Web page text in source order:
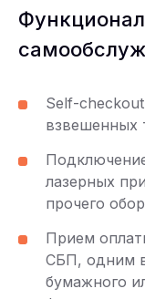
Self-
взвешенных
лазерных
прочего
Прием
СБП, одним
бумажного